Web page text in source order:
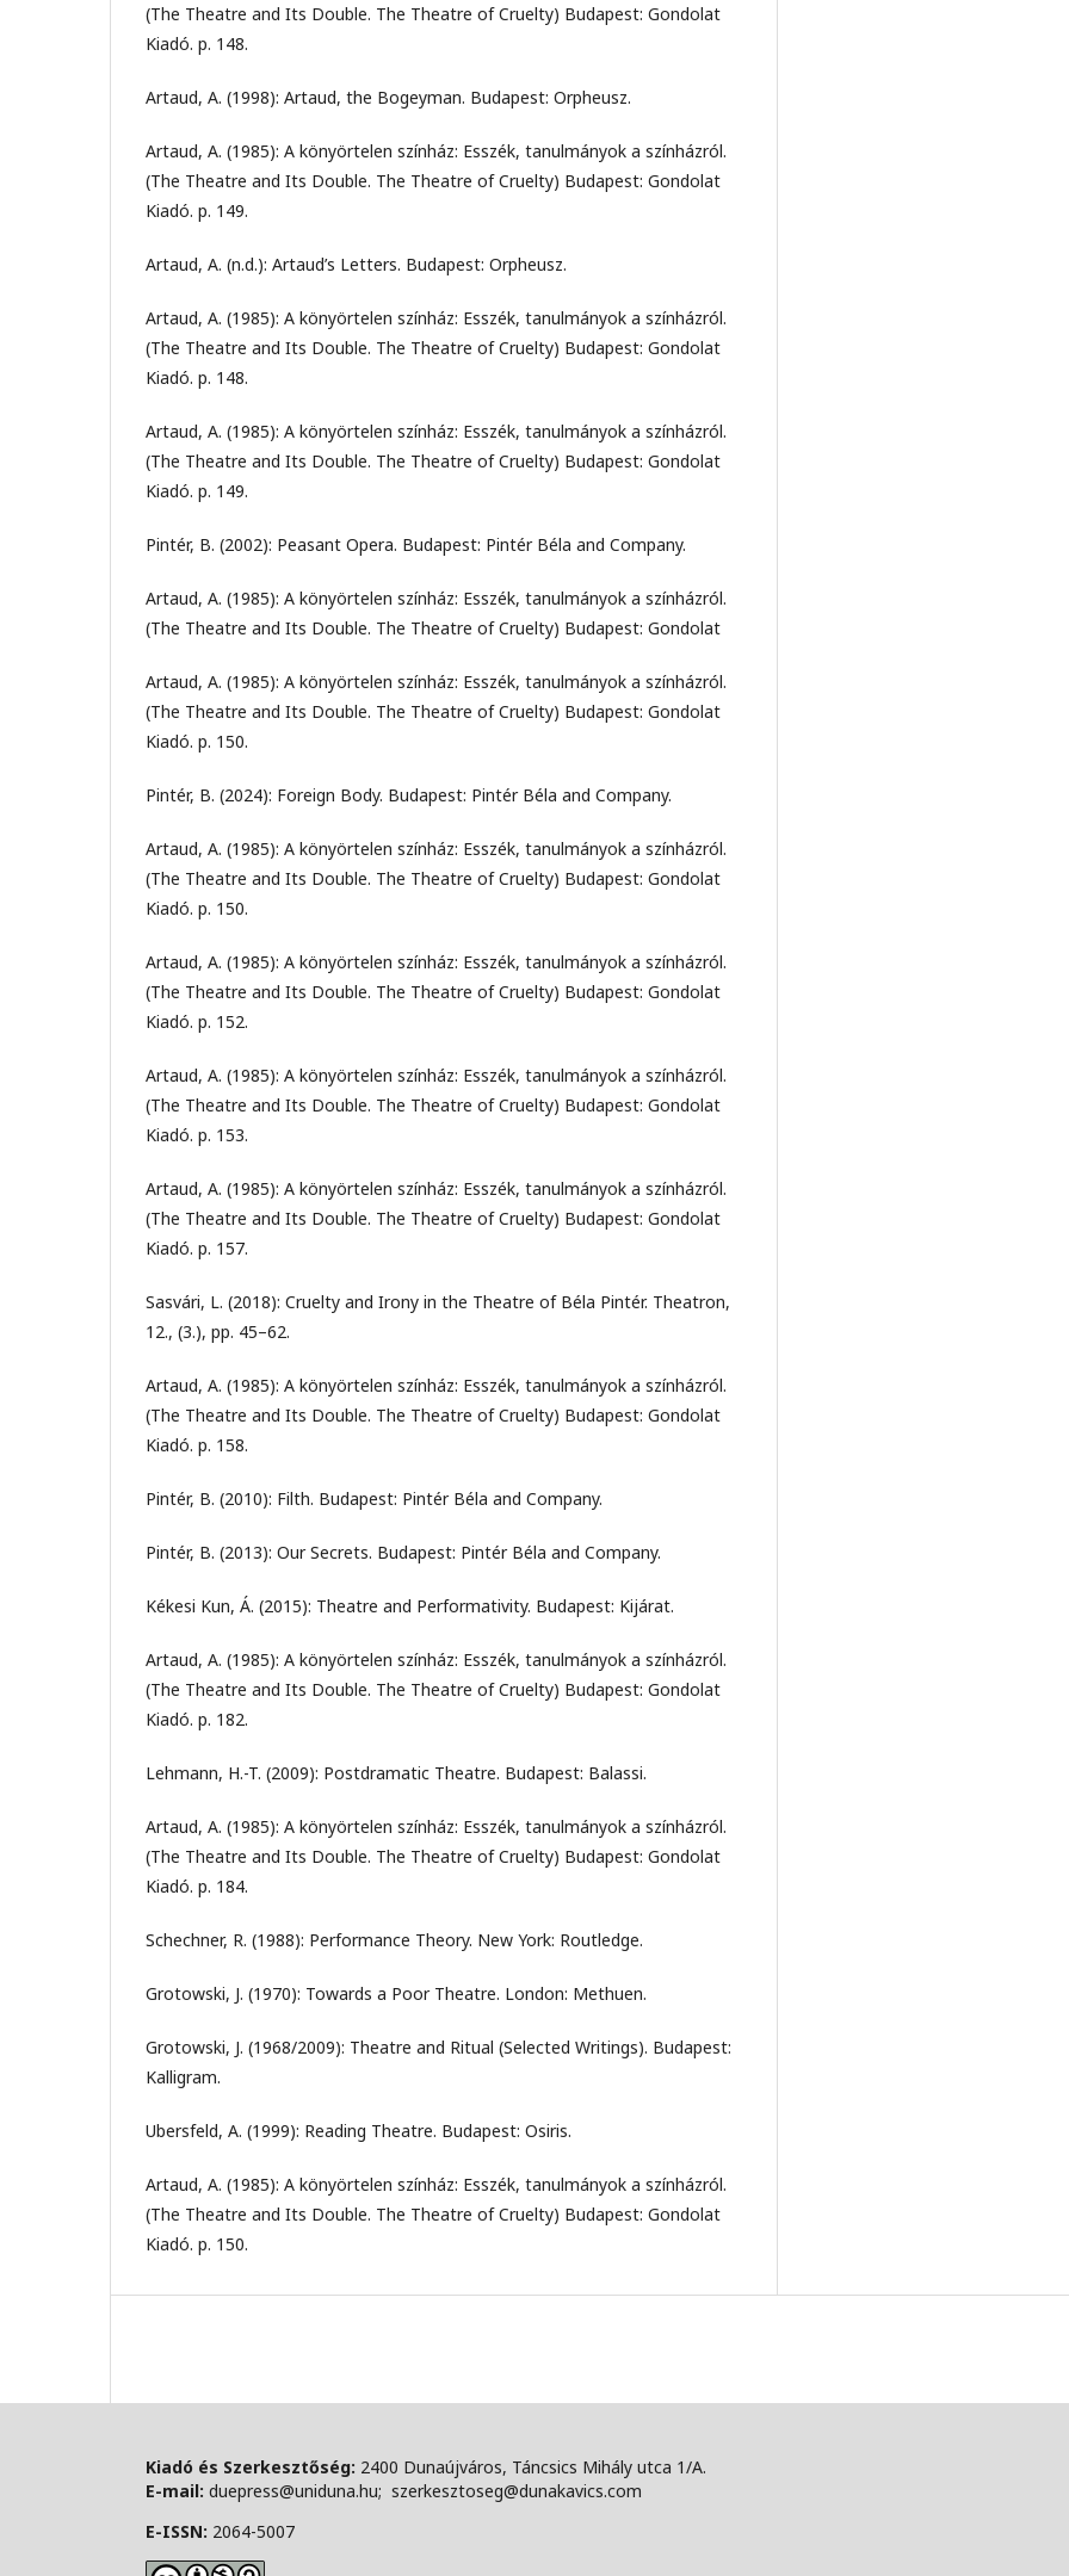
(The Theatre and Its Double. The Theatre of Cruelty) Budapest: Gondolat
Kiadó. p. 148.
Artaud, A. (1998): Artaud, the Bogeyman. Budapest: Orpheusz.
Artaud, A. (1985): A könyörtelen színház: Esszék, tanulmányok a színházról.
(The Theatre and Its Double. The Theatre of Cruelty) Budapest: Gondolat
Kiadó. p. 149.
Artaud, A. (n.d.): Artaud’s Letters. Budapest: Orpheusz.
Artaud, A. (1985): A könyörtelen színház: Esszék, tanulmányok a színházról.
(The Theatre and Its Double. The Theatre of Cruelty) Budapest: Gondolat
Kiadó. p. 148.
Artaud, A. (1985): A könyörtelen színház: Esszék, tanulmányok a színházról.
(The Theatre and Its Double. The Theatre of Cruelty) Budapest: Gondolat
Kiadó. p. 149.
Pintér, B. (2002): Peasant Opera. Budapest: Pintér Béla and Company.
Artaud, A. (1985): A könyörtelen színház: Esszék, tanulmányok a színházról.
(The Theatre and Its Double. The Theatre of Cruelty) Budapest: Gondolat
Artaud, A. (1985): A könyörtelen színház: Esszék, tanulmányok a színházról.
(The Theatre and Its Double. The Theatre of Cruelty) Budapest: Gondolat
Kiadó. p. 150.
Pintér, B. (2024): Foreign Body. Budapest: Pintér Béla and Company.
Artaud, A. (1985): A könyörtelen színház: Esszék, tanulmányok a színházról.
(The Theatre and Its Double. The Theatre of Cruelty) Budapest: Gondolat
Kiadó. p. 150.
Artaud, A. (1985): A könyörtelen színház: Esszék, tanulmányok a színházról.
(The Theatre and Its Double. The Theatre of Cruelty) Budapest: Gondolat
Kiadó. p. 152.
Artaud, A. (1985): A könyörtelen színház: Esszék, tanulmányok a színházról.
(The Theatre and Its Double. The Theatre of Cruelty) Budapest: Gondolat
Kiadó. p. 153.
Artaud, A. (1985): A könyörtelen színház: Esszék, tanulmányok a színházról.
(The Theatre and Its Double. The Theatre of Cruelty) Budapest: Gondolat
Kiadó. p. 157.
Sasvári, L. (2018): Cruelty and Irony in the Theatre of Béla Pintér. Theatron,
12., (3.), pp. 45–62.
Artaud, A. (1985): A könyörtelen színház: Esszék, tanulmányok a színházról.
(The Theatre and Its Double. The Theatre of Cruelty) Budapest: Gondolat
Kiadó. p. 158.
Pintér, B. (2010): Filth. Budapest: Pintér Béla and Company.
Pintér, B. (2013): Our Secrets. Budapest: Pintér Béla and Company.
Kékesi Kun, Á. (2015): Theatre and Performativity. Budapest: Kijárat.
Artaud, A. (1985): A könyörtelen színház: Esszék, tanulmányok a színházról.
(The Theatre and Its Double. The Theatre of Cruelty) Budapest: Gondolat
Kiadó. p. 182.
Lehmann, H.-T. (2009): Postdramatic Theatre. Budapest: Balassi.
Artaud, A. (1985): A könyörtelen színház: Esszék, tanulmányok a színházról.
(The Theatre and Its Double. The Theatre of Cruelty) Budapest: Gondolat
Kiadó. p. 184.
Schechner, R. (1988): Performance Theory. New York: Routledge.
Grotowski, J. (1970): Towards a Poor Theatre. London: Methuen.
Grotowski, J. (1968/2009): Theatre and Ritual (Selected Writings). Budapest:
Kalligram.
Ubersfeld, A. (1999): Reading Theatre. Budapest: Osiris.
Artaud, A. (1985): A könyörtelen színház: Esszék, tanulmányok a színházról.
(The Theatre and Its Double. The Theatre of Cruelty) Budapest: Gondolat
Kiadó. p. 150.
Kiadó és Szerkesztőség: 2400 Dunaújváros, Táncsics Mihály utca 1/A.
E-mail: duepress@uniduna.hu; szerkesztoseg@dunakavics.com
E-ISSN: 2064-5007